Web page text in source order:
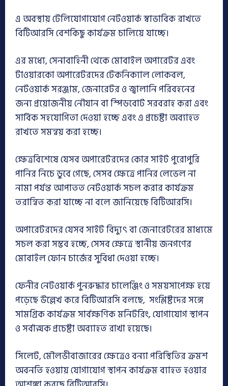
এ অবস্থায় টেলিযোগাযোগ নেটওয়ার্ক স্বাভাবিক রাখতে
বিটিআরসি বেশকিছু কার্যক্রম চালিয়ে যাচ্ছে।
এর মধ্যে, সেনাবাহিনী থেকে মোবাইল অপারেটর এবং
টাওয়ারকো অপারেটরদের টেকনিক্যাল লোকবল,
নেটওয়ার্ক সরঞ্জাম, জেনারেটর ও জ্বালানি পরিবহনের
জন্য প্রয়োজনীয় নৌযান বা স্পিডবোট সরবরাহ করা এবং
সার্বিক সহযোগিতা দেওয়া হচ্ছে এবং এ প্রচেষ্টা অব্যাহত
রাখতে সমন্বয় করা হচ্ছে।
ক্ষেত্রবিশেষে যেসব অপারেটরদের কোর সাইট পুরোপুরি
পানির নিচে ডুবে গেছে, সেসব ক্ষেত্রে পানির লেভেল না
নামা পর্যন্ত আপাতত নেটওয়ার্ক সচল করার কার্যক্রম
তরান্বিত করা যাচ্ছে না বলে জানিয়েছে বিটিআরসি।
অপারেটরদের যেসব সাইট বিদ্যুৎ বা জেনারেটরের মাধ্যমে
সচল করা সম্ভব হচ্ছে, সেসব ক্ষেত্রে স্থানীয় জনগণের
মোবাইল ফোন চার্জের সুবিধা দেওয়া হচ্ছে।
ফেনীর নেটওয়ার্ক পুনরুদ্ধার চালেঞ্জিং ও সময়সাপেক্ষ হয়ে
পড়েছে উল্লেখ করে বিটিআরসি বলছে, সংশ্লিষ্টদের সঙ্গে
সামগ্রিক কার্যক্রম সার্বক্ষণিক মনিটরিং, যোগাযোগ স্থাপন
ও সর্বাত্মক প্রচেষ্টা অব্যাহত রাখা হয়েছে।
সিলেট, মৌলভীবাজারের ক্ষেত্রেও বন্যা পরিস্থিতির ক্রমশ
অবনতি হওয়ায় যোগাযোগ স্থাপন কার্যক্রম ব্যাহত হওয়ার